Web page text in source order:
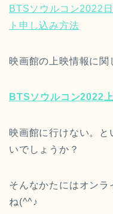
BTSソウルコン2022
ト申し込み方法
映画館の上映情報に
BTSソウルコン2022
映画館に行けない。
いでしょうか？
そんなかたにはオン
ね(^^♪